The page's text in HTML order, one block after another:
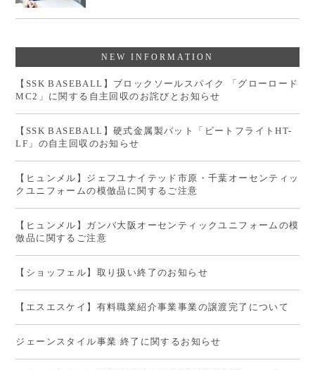
NEW INFORMATION
【SSK BASEBALL】ブロックソールスパイク 「グローロード
MC2」に関する自主回収のお詫びとお知らせ
【SSK BASEBALL】硬式金属製バット「ビートフライトHT-
LF」の自主回収のお知らせ
【ヒュンメル】ジェフユナイテッド市原・千葉オーセンティッ
クユニフォームの模倣品に関するご注意
【ヒュンメル】ガンバ大阪オーセンティックユニフォームの模
倣品に関するご注意
【ショッフェル】取り扱い終了のお知らせ
【エスエスケイ】有料職業紹介事業事業の譲渡完了について
ジェーンスタイル事業 終了に関するお知らせ